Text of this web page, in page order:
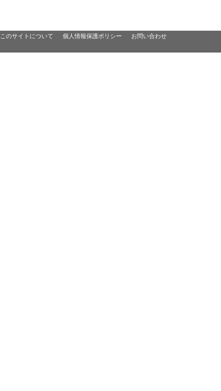
このサイトについて 個人情報保護ポリシー お問い合わせ